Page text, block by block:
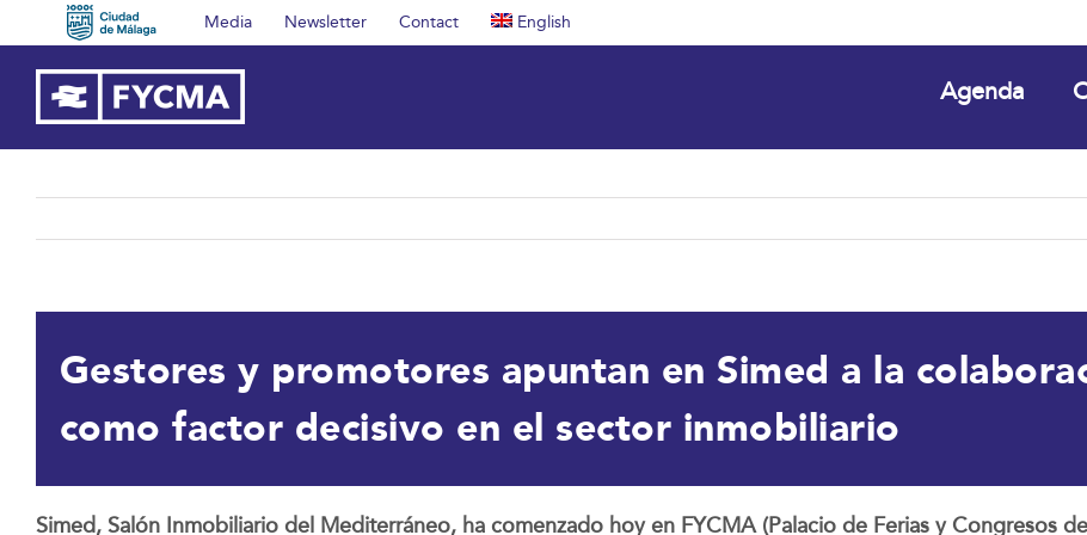
to
content
Media Newsletter Contact English
Agenda
Gestores y promotores apuntan en Simed a la
como factor decisivo en el sector inmobiliario
Simed, Salón Inmobiliario del Mediterráneo, ha comenzado hoy en FYCMA (Palacio de Ferias y Congresos